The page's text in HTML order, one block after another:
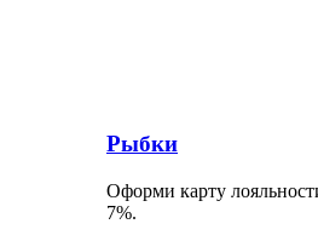
Рыбки
Оформи карту
7%.